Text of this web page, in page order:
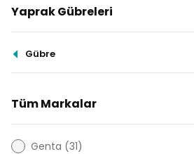
Yaprak Gübreleri
Gübre
Tüm Markalar
Genta (31)